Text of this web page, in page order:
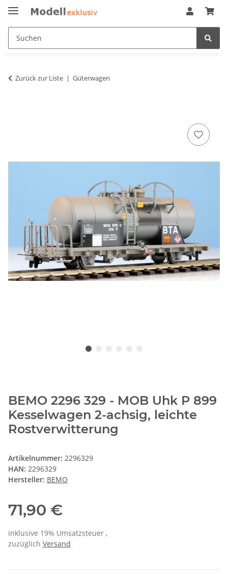
Zurück zur Liste Güterwagen
BEMO 2296 329 - MOB Uhk P 899
Kesselwagen 2-achsig, leichte
Rostverwitterung
Artikelnummer: 2296329
HAN: 2296329
Hersteller: BEMO
71,90 €
inklusive 19% Umsatzsteuer ,
zuzüglich Versand